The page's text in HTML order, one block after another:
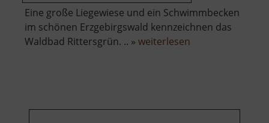
Eine große Liegewiese und ein Schwimmbecken
im schönen Erzgebirgswald kennzeichnen das
Waldbad Rittersgrün. .. » weiterlesen